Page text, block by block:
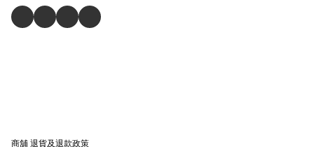
商舖退貨及退款政策